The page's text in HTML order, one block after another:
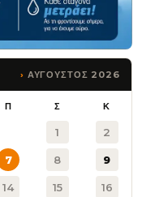
ΑΥΓΟΥΣΤΟΣ 2026
Π Σ Κ
1 2
7 8 9
14 15 16